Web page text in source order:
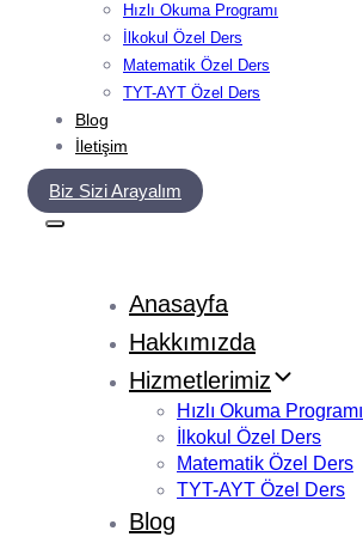
Hızlı Okuma Programı
İlkokul Özel Ders
Matematik Özel Ders
TYT-AYT Özel Ders
Blog
İletişim
Biz Sizi Arayalım
Anasayfa
Hakkımızda
Hizmetlerimiz
Hızlı Okuma Programı
İlkokul Özel Ders
Matematik Özel Ders
TYT-AYT Özel Ders
Blog